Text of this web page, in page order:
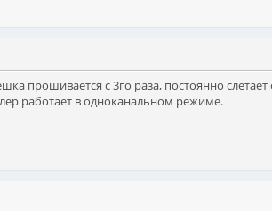
прошивается с 3го раза, постоянно
работает в одноканальном режиме.